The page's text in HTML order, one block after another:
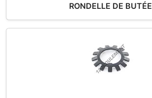
RONDELLE DE BUTÉE